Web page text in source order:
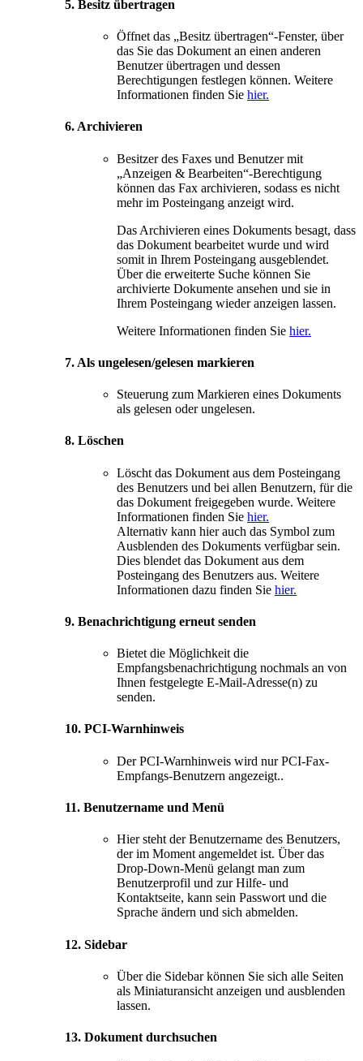
5. Besitz übertragen
Öffnet das „Besitz übertragen“-Fenster, über
das Sie das Dokument an einen anderen
Benutzer übertragen und dessen
Berechtigungen festlegen können. Weitere
Informationen finden Sie hier.
6. Archivieren
Besitzer des Faxes und Benutzer mit
„Anzeigen & Bearbeiten“-Berechtigung
können das Fax archivieren, sodass es nicht
mehr im Posteingang anzeigt wird.
Das Archivieren eines Dokuments besagt, dass
das Dokument bearbeitet wurde und wird
somit in Ihrem Posteingang ausgeblendet.
Über die erweiterte Suche können Sie
archivierte Dokumente ansehen und sie in
Ihrem Posteingang wieder anzeigen lassen.
Weitere Informationen finden Sie hier.
7. Als ungelesen/gelesen markieren
Steuerung zum Markieren eines Dokuments
als gelesen oder ungelesen.
8. Löschen
Löscht das Dokument aus dem Posteingang
des Benutzers und bei allen Benutzern, für die
das Dokument freigegeben wurde. Weitere
Informationen finden Sie hier.
Alternativ kann hier auch das Symbol zum
Ausblenden des Dokuments verfügbar sein.
Dies blendet das Dokument aus dem
Posteingang des Benutzers aus. Weitere
Informationen dazu finden Sie hier.
9. Benachrichtigung erneut senden
Bietet die Möglichkeit die
Empfangsbenachrichtigung nochmals an von
Ihnen festgelegte E-Mail-Adresse(n) zu
senden.
10. PCI-Warnhinweis
Der PCI-Warnhinweis wird nur PCI-Fax-
Empfangs-Benutzern angezeigt..
11. Benutzername und Menü
Hier steht der Benutzername des Benutzers,
der im Moment angemeldet ist. Über das
Drop-Down-Menü gelangt man zum
Benutzerprofil und zur Hilfe- und
Kontaktseite, kann sein Passwort und die
Sprache ändern und sich abmelden.
12. Sidebar
Über die Sidebar können Sie sich alle Seiten
als Miniaturansicht anzeigen und ausblenden
lassen.
13. Dokument durchsuchen